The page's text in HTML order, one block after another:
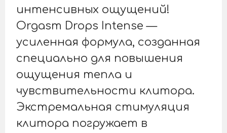
интенсивных ощущений!
Orgasm Drops Intense —
усиленная формула, созданная
специально для повышения
ощущения тепла и
чувствительности клитора.
Экстремальная стимуляция
клитора погружает в